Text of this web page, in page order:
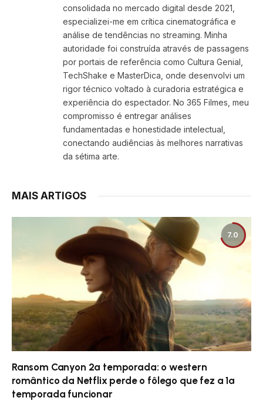
consolidada no mercado digital desde 2021,
especializei-me em crítica cinematográfica e
análise de tendências no streaming. Minha
autoridade foi construída através de passagens
por portais de referência como Cultura Genial,
TechShake e MasterDica, onde desenvolvi um
rigor técnico voltado à curadoria estratégica e
experiência do espectador. No 365 Filmes, meu
compromisso é entregar análises
fundamentadas e honestidade intelectual,
conectando audiências às melhores narrativas
da sétima arte.
MAIS ARTIGOS
7.0
Ransom Canyon 2ª temporada: o western
romântico da Netflix perde o fôlego que fez a 1ª
temporada funcionar